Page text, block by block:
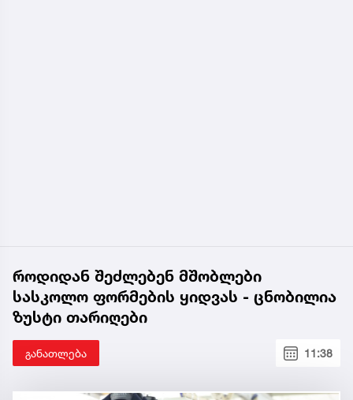
როდიდან შეძლებენ მშობლები
სასკოლო ფორმების ყიდვას - ცნობილია
ზუსტი თარიღები
განათლება 11:38